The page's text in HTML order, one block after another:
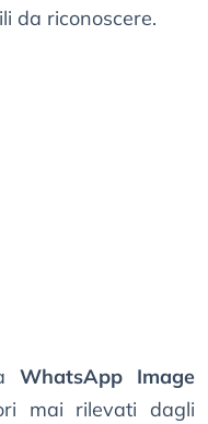
da riconoscere.
WhatsApp Image
mai rilevati dagli